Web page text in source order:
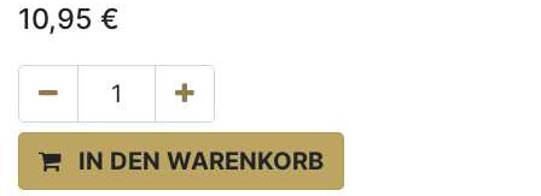
10,95 €
IN DEN WARENKORB